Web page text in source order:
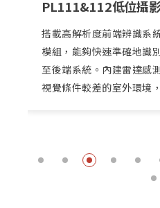
PL111&112低位攝
搭載高解析度前端辨識系
模組，能夠快速準確地識
至後端系統。內建雷達感
視覺條件較差的室外環境